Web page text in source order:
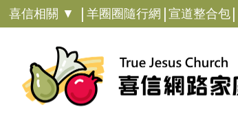
喜信相關 ▼ | 羊圈圈隨行網 | 宣道整合包 |